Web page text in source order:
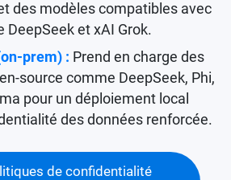
des modèles compatibles avec
DeepSeek et xAI Grok.
prem) : Prend en charge des
source comme DeepSeek, Phi,
pour un déploiement local
des données renforcée.
de confidentialité